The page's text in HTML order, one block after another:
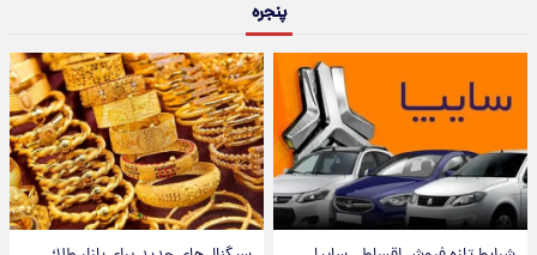
پنجره